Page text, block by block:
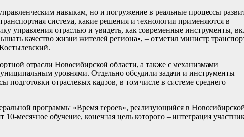
навыкам, но и погружение в реальные процессы
система, какие решения и технологии применяются в
управления отраслью и увидеть, как современные инструменты,
качество жизни жителей региона», – отметил министр
отрасли Новосибирской области, а также с механизмами
уровнями. Отдельно обсудили задачи и инструменты
отраслевых кадров, в том числе в системе среднего
программы «Время героев», реализующийся в Новосибирской
месячное обучение, конечная цель которого – интеграция